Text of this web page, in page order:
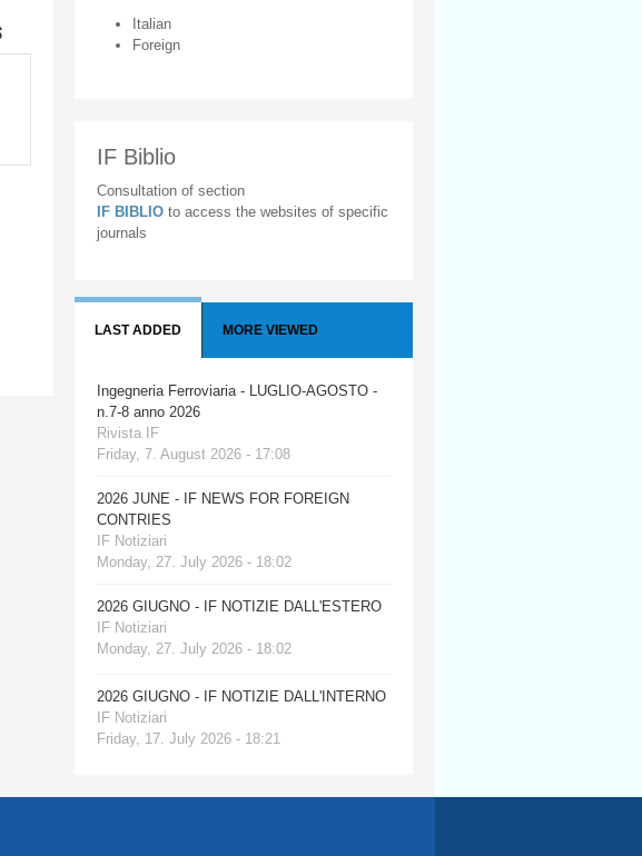
Italian
Foreign
IF Biblio
Consultation of section
IF BIBLIO to access the websites of specific
journals
LAST ADDED MORE VIEWED
Ingegneria Ferroviaria - LUGLIO-AGOSTO -
n.7-8 anno 2026
Rivista IF
Friday, 7. August 2026 - 17:08
2026 JUNE - IF NEWS FOR FOREIGN
CONTRIES
IF Notiziari
Monday, 27. July 2026 - 18:02
2026 GIUGNO - IF NOTIZIE DALL'ESTERO
IF Notiziari
Monday, 27. July 2026 - 18:02
2026 GIUGNO - IF NOTIZIE DALL'INTERNO
IF Notiziari
Friday, 17. July 2026 - 18:21